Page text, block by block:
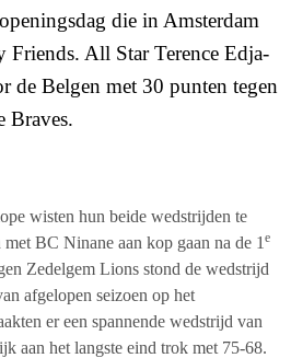
die in Amsterdam
Friends. All Star Terence Edja-
de Belgen met 30 punten tegen
Braves.
wisten hun beide wedstrijden te
BC Ninane aan kop gaan na de 1 e
Zedelgem Lions stond de wedstrijd
afgelopen seizoen op het
er een spannende wedstrijd van
aan het langste eind trok met 75-68.